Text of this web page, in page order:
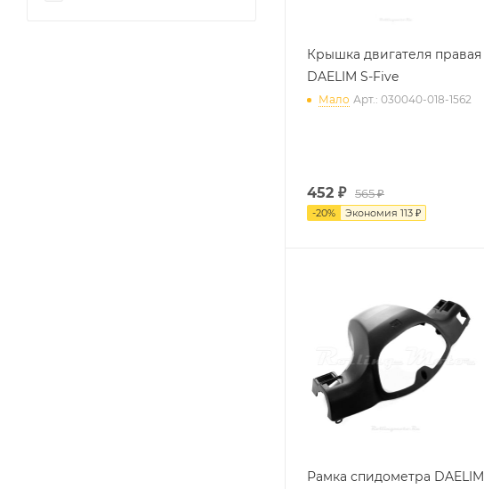
Крышка двигателя правая
DAELIM S-Five
Мало Арт.: 030040-018-1562
452 ₽ 565 ₽
-20% Экономия 113 ₽
Рамка спидометра DAELIM